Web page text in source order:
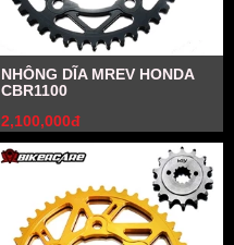
NHÔNG DĨA MREV HONDA
CBR1100
2,100,000đ